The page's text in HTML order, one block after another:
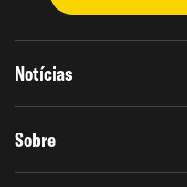
Notícias
Sobre